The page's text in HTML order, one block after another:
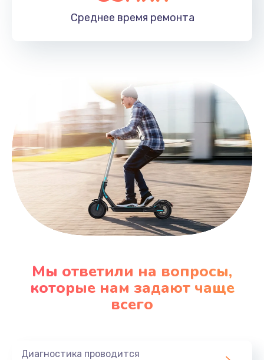
1890 руб.
Среднее время ремонта
Мы ответили на вопросы,
которые нам задают чаще
всего
Диагностика проводится